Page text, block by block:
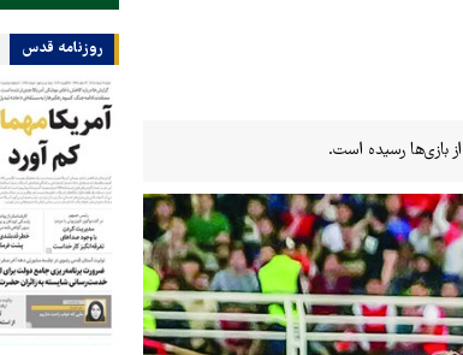
بازی‌ها رسیده است.
روزنامه قدس